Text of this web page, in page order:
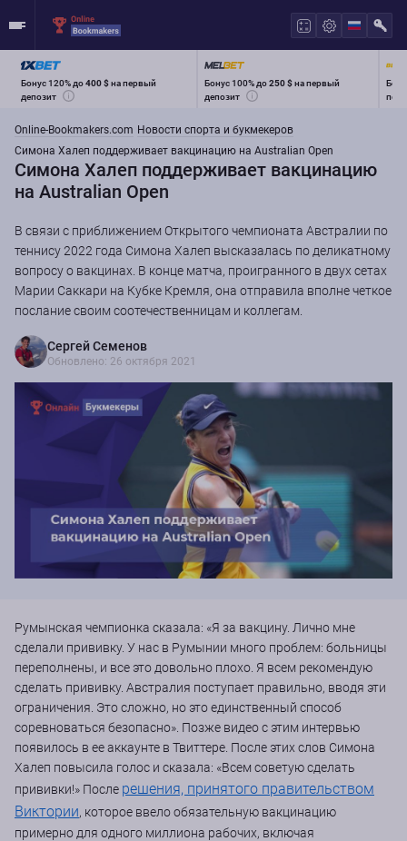
Бонус 120% до400 $на первый
депозит
Бонус 100% до250 $на первый
депозит
Online-Bookmakers.com Новости спорта и букмекеров
Симона Халеп поддерживает вакцинацию на Australian Open
Симона Халеп поддерживает вакцинацию
на Australian Open
В связи с приближением Открытого чемпионата Австралии по
теннису 2022 года Симона Халеп высказалась по деликатному
вопросу о вакцинах. В конце матча, проигранного в двух сетах
Марии Саккари на Кубке Кремля, она отправила вполне четкое
послание своим соотечественницам и коллегам.
Сергей Семенов
Обновлено: 26 октября 2021
Румынская чемпионка сказала: «Я за вакцину. Лично мне
сделали прививку. У нас в Румынии много проблем: больницы
переполнены, и все это довольно плохо. Я всем рекомендую
сделать прививку. Австралия поступает правильно, вводя эти
ограничения. Это сложно, но это единственный способ
соревноваться безопасно». Позже видео с этим интервью
появилось в ее аккаунте в Твиттере. После этих слов Симона
Халеп повысила голос и сказала: «Всем советую сделать
прививки!» После решения, принятого правительством
Виктории, которое ввело обязательную вакцинацию
примерно для одного миллиона рабочих, включая